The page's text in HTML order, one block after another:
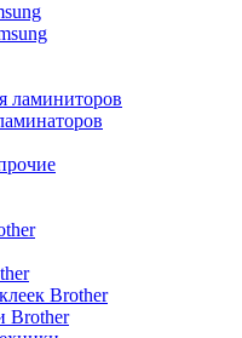
ламиниторов
Brother
Brother